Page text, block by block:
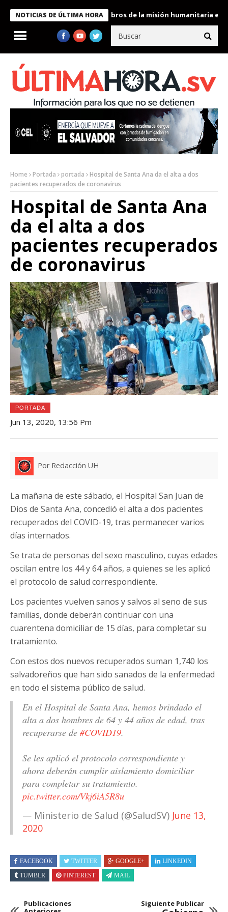
NOTICIAS DE ÚLTIMA HORA
Bukele condecora a miembros de la misión humanitaria enviada
Home Portada portada
Hospital de Santa Ana da el alta a dos
pacientes recuperados de coronavirus
Hospital de Santa Ana
da el alta a dos
pacientes recuperados
de coronavirus
PORTADA
Jun 13, 2020, 13:56 Pm
Por Redacción UH
La mañana de este sábado, el Hospital San Juan de
Dios de Santa Ana, concedió el alta a dos pacientes
recuperados del COVID-19, tras permanecer varios
días internados.
Se trata de personas del sexo masculino, cuyas edades
oscilan entre los 44 y 64 años, a quienes se les aplicó
el protocolo de salud correspondiente.
Los pacientes vuelven sanos y salvos al seno de sus
familias, donde deberán continuar con una
cuarentena domiciliar de 15 días, para completar su
tratamiento.
Con estos dos nuevos recuperados suman 1,740 los
salvadoreños que han sido sanados de la enfermedad
en todo el sistema público de salud.
En el Hospital de Santa Ana, hemos brindado el
alta a dos hombres de 64 y 44 años de edad, tras
recuperarse de #COVID19.
Se les aplicó el protocolo correspondiente y
ahora deberán cumplir aislamiento domiciliar
para completar su tratamiento.
pic.twitter.com/Vkj6iA5R8u
— Ministerio de Salud (@SaludSV) June 13,
2020
FACEBOOK TWITTER GOOGLE+
LINKEDIN
TUMBLR
PINTEREST MAIL
Publicaciones
Siguiente Publicar